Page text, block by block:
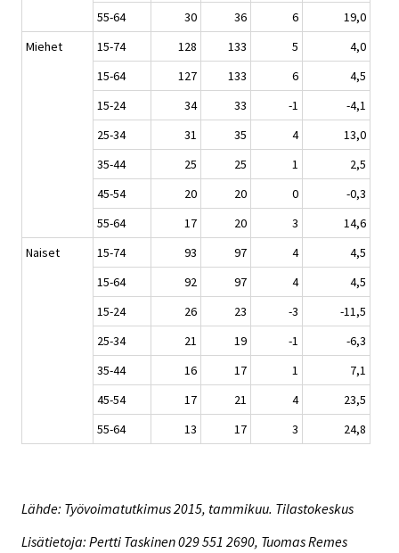
55-64
30 36 6
19,0
Miehet
15-74 128 133 5
4,0
15-64
127 133 6
4,5
15-24
34 33 -1
-4,1
25-34
31 35 4
13,0
35-44
25 25 1
2,5
45-54
20 20 0
-0,3
55-64
17 20 3
14,6
Naiset
15-74 93 97 4
4,5
15-64
92 97 4
4,5
15-24
26 23 -3
-11,5
25-34
21 19 -1
-6,3
35-44
16 17 1
7,1
45-54
17 21 4
23,5
55-64
13 17 3 24,8
Lähde: Työvoimatutkimus 2015, tammikuu. Tilastokeskus
Lisätietoja: Pertti Taskinen 029 551 2690, Tuomas Remes